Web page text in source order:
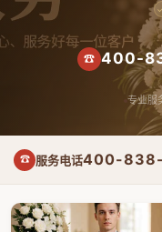
☎ 400-
专业服
☎ 服务电话400-